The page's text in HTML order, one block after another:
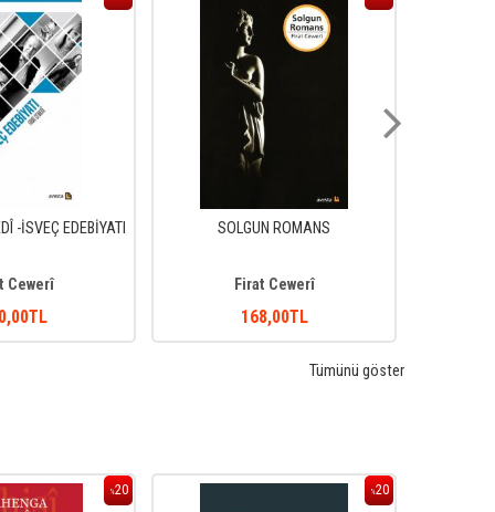
-İSVEÇ EDEBİYATI
Cewerî
,00TL
SOLGUN ROMANS
Firat Cewerî
168,00TL
Tümünü göster
%20 %20